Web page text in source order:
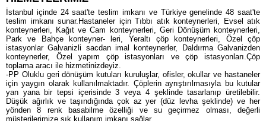
Özel Ürünler
Sıfır Atık
Tıbbi Atık
Pil Kutuları
Fatih Bölgesi Çöp Konteyner Satış Noktası
Silivri Bölgesi Çöp Konteyner Satış Noktası
Şirinevler Bölgesi Çöp Konteyner Satış Noktası
Beşiktaş çöp konteyner satış noktası
Sarıyer Bölgesi çöp konteyenri
İstanbul içinde 24 saat'te teslim imkanı ve Türkiye genelinde 48 saat'te
teslim imkanı sunar.Hastaneler için Tıbbı atık konteynerleri, Evsel atık
konteynerleri, Kağıt ve Cam konteynerleri, Geri Dönüşüm konteynerleri,
Park ve Bahçe konteyner- leri, Yeraltı çöp konteynerleri, Özel çöp
istasyonlar Galvanizli sacdan imal konteynerler, Daldırma Galvanizden
konteynerler, Özel yapım çöp istasyonları ve çöp istasyonları.Çöp
toplama aracı ile hizmetinizdeyiz.
-PP Oluklu geri dönüşüm kutuları kuruluşlar, ofisler, okullar ve hastaneler
için yaygın olarak kullanılmaktadır. Çöplerin ayrıştırılmasıyla bu kutular
yan yana bir tepsi içerisinde 3 veya 4 şeklinde tasarlanıp üretilebilir.
Düşük ağırlık ve taşındığında çok az yer (düz levha şeklinde) ve her
yönden 8 renk basabilme özelliği ve su geçirmez olması, değerli
müşterilerimize sık kullanım imkanı sağlar.